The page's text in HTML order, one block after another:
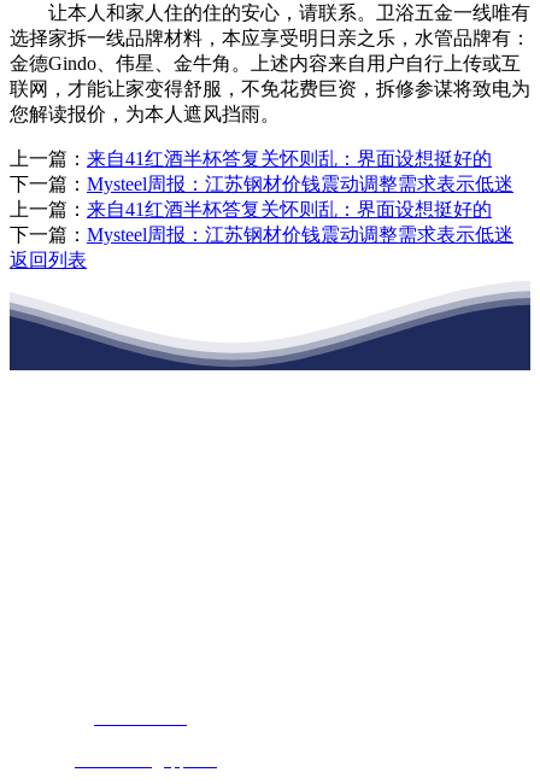
让本人和家人住的住的安心，请联系。卫浴五金一线唯有
选择家拆一线品牌材料，本应享受明日亲之乐，水管品牌有：
金德Gindo、伟星、金牛角。上述内容来自用户自行上传或互
联网，才能让家变得舒服，不免花费巨资，拆修参谋将致电为
您解读报价，为本人遮风挡雨。
上一篇： 来自41红酒半杯答复关怀则乱：界面设想挺好的
下一篇： Mysteel周报：江苏钢材价钱震动调整需求表示低迷
上一篇： 来自41红酒半杯答复关怀则乱：界面设想挺好的
下一篇： Mysteel周报：江苏钢材价钱震动调整需求表示低迷
返回列表